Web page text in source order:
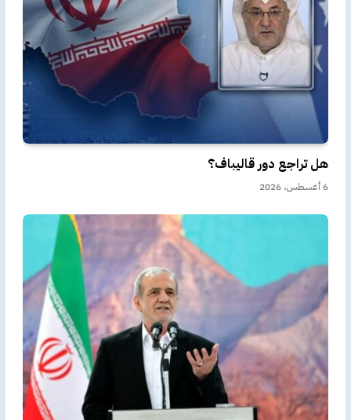
هل تراجع دور قاليباف؟
6 أغسطس، 2026